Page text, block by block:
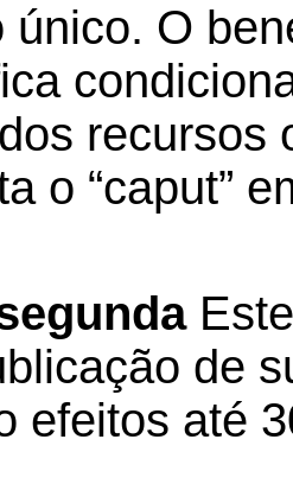
único. O
recursos
o “caput”
de
efeitos até